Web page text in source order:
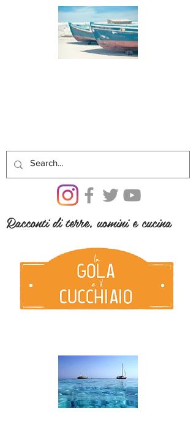
Racconti di terre, uomini e cucina